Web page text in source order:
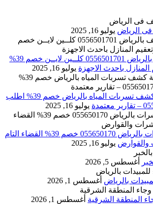
الرياض يوليو 16, 2025
شركة تنظيف بالرياض 0556501701 كلــين لايــن خصم 39%
باحدث الاجهزة يوليو 16, 2025
افضل شركة كشف تسربات المياه بالرياض خصم 39% اطلب
يوليو 16, 2025
مكافحة حشرات بالرياض 055650170 خصم 39% القضاء التام
والقوارض يوليو 16, 2025
أغسطس 5, 2026
بالرياض أغسطس 1, 2026
المنطقة الشرقية أغسطس 1, 2026